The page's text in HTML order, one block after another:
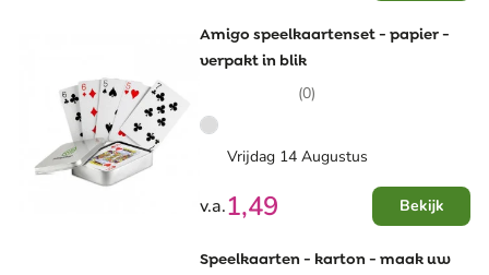
Amigo speelkaartenset - papier -
verpakt in blik
(0)
Vrijdag 14 Augustus
v.a.1,49 Bekijk
Speelkaarten - karton - maak uw